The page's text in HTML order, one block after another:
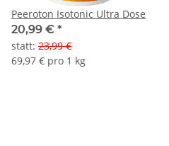
Peeroton Isotonic Ultra Dose
20,99 € *
statt: 23,99 €
69,97 € pro 1 kg